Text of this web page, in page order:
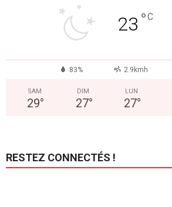
23 °C
83% 2.9kmh
SAM
29°
DIM
27°
LUN
27°
RESTEZ CONNECTÉS !